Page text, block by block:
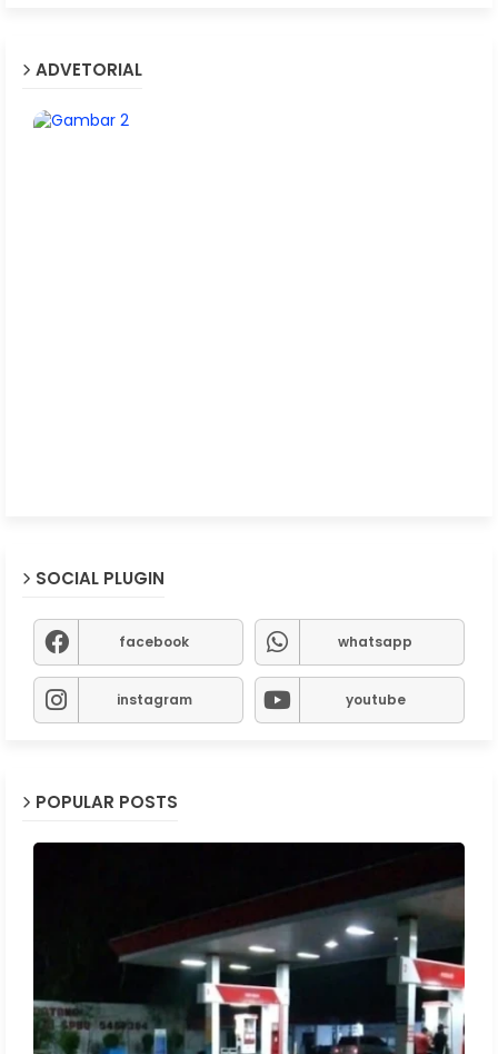
ADVETORIAL
SOCIAL PLUGIN
facebook whatsapp
instagram youtube
POPULAR POSTS